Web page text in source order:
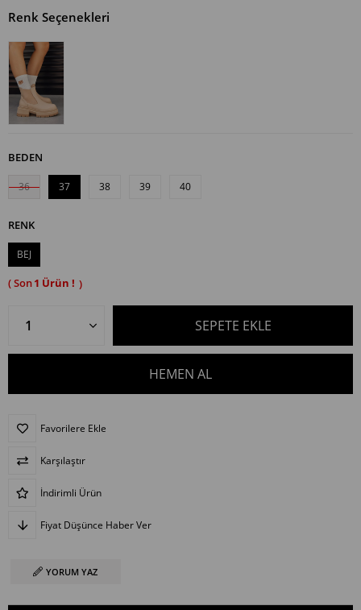
Renk Seçenekleri
BEDEN
1
36 37 38 39 40
RENK
BEJ
Favorilere Ekle
Karşılaştır
İndirimli Ürün
Fiyat Düşünce Haber Ver
YORUM YAZ